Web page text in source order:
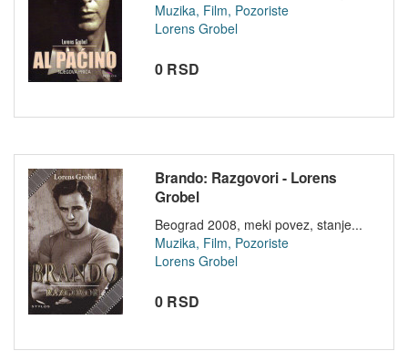
Muzika, Film, Pozoriste
Lorens Grobel
0 RSD
Brando: Razgovori - Lorens
Grobel
Beograd 2008, meki povez, stanje...
Muzika, Film, Pozoriste
Lorens Grobel
0 RSD